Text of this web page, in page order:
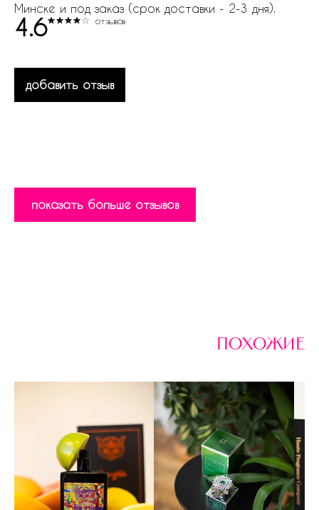
Минске и под заказ (срок доставки - 2-3 дня).
4.6 отзывов
добавить отзыв
показать больше отзывов
похожие